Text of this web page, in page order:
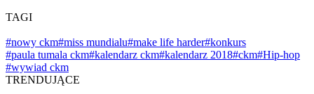
TAGI
#nowy ckm#miss mundialu#make life harder#konkurs
#paula tumala ckm#kalendarz ckm#kalendarz 2018#ckm#Hip-hop
#wywiad ckm
TRENDUJĄCE